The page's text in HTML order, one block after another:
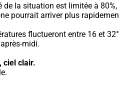
de la situation est limitée à 80%,
pourrait arriver plus
fluctueront entre 16 et
midi.
ciel clair.